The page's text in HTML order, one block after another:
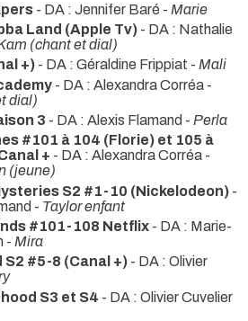
- DA : Jennifer Baré - Marie
Land (Apple Tv) - DA : Nathalie
(chant et dial)
+) - DA : Géraldine Frippiat - Mali
- DA : Alexandra Corréa -
dial)
3 - DA : Alexis Flamand - Perla
#101 à 104 (Florie) et 105 à
+ - DA : Alexandra Corréa -
(jeune)
S2 #1-10 (Nickelodeon) -
- Taylor enfant
#101-108 Netflix - DA : Marie-
- Mira
S2 #5-8 (Canal +) - DA : Olivier
S3 et S4 - DA : Olivier Cuvelier